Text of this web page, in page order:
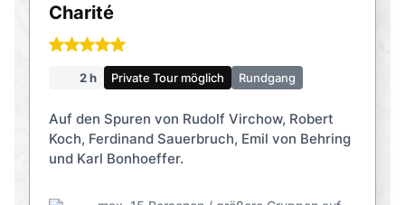
Charité
2 h Private Tour möglich Rundgang
Auf den Spuren von Rudolf Virchow, Robert
Koch, Ferdinand Sauerbruch, Emil von Behring
und Karl Bonhoeffer.